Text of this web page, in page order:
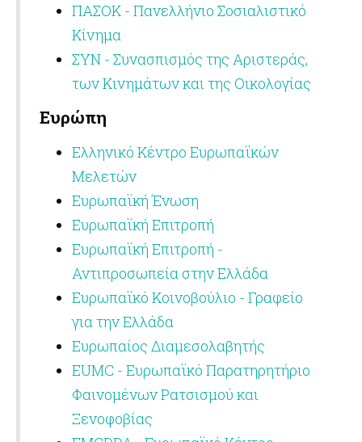
ΠΑΣΟΚ - Πανελλήνιο Σοσιαλιστικό
Κίνημα
ΣΥΝ - Συνασπισμός της Αριστεράς,
των Κινημάτων και της Οικολογίας
Ευρώπη
Ελληνικό Κέντρο Ευρωπαϊκών
Μελετών
Ευρωπαϊκή Ένωση
Ευρωπαϊκή Επιτροπή
Ευρωπαϊκή Επιτροπή -
Αντιπροσωπεία στην Ελλάδα
Ευρωπαϊκό Κοινοβούλιο - Γραφείο
για την Ελλάδα
Ευρωπαίος Διαμεσολαβητής
EUMC - Ευρωπαϊκό Παρατηρητήριο
Φαινομένων Ρατσισμού και
Ξενοφοβίας